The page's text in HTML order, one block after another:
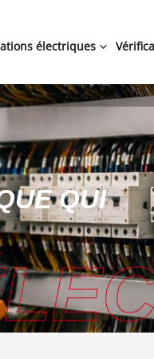
électriques
QUI